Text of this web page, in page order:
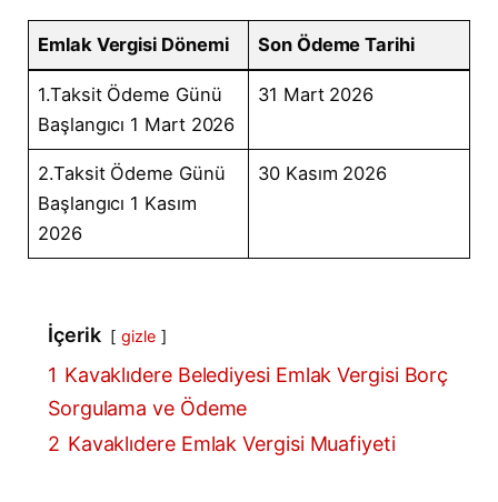
Emlak Vergisi Dönemi Son Ödeme Tarihi
1.Taksit Ödeme Günü
Başlangıcı 1 Mart 2026
31 Mart 2026
2.Taksit Ödeme Günü
Başlangıcı 1 Kasım
2026
30 Kasım 2026
İçerik gizle
1 Kavaklıdere Belediyesi Emlak Vergisi Borç
Sorgulama ve Ödeme
2 Kavaklıdere Emlak Vergisi Muafiyeti